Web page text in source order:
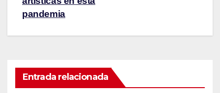
pandemia
Entrada relacionada